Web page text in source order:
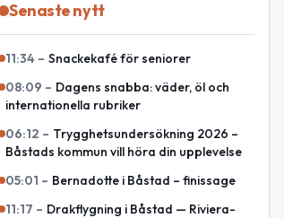
Senaste nytt
11:34 – Snackekafé för seniorer
08:09 – Dagens snabba: väder, öl och
internationella rubriker
06:12 – Trygghetsundersökning 2026 –
Båstads kommun vill höra din upplevelse
05:01 – Bernadotte i Båstad – finissage
11:17 – Drakflygning i Båstad — Riviera-